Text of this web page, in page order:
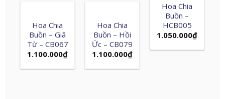
Hoa Chia
Buồn –
HCB005
1.050.000₫
Hoa Chia
Buồn – Giã
Từ – CB067
1.100.000₫
Hoa Chia
Buồn – Hồi
Ức – CB079
1.100.000₫